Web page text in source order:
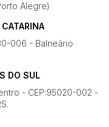
Alegre)
006 - Balneário
DO SUL
- CEP:95020-002 -